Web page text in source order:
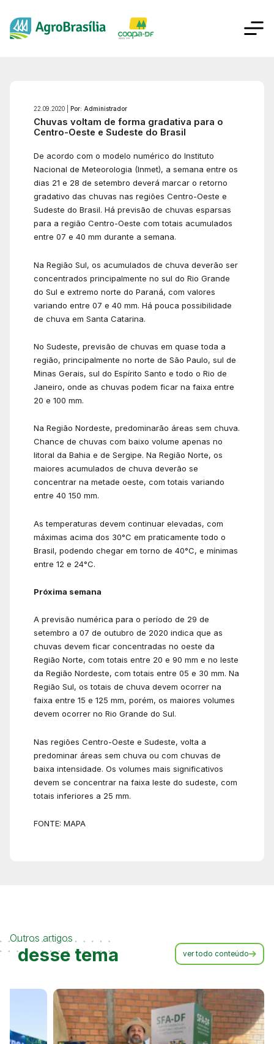
22.09.2020 | Por: Administrador
Chuvas voltam de forma gradativa para o
Centro-Oeste e Sudeste do Brasil
De acordo com o modelo numérico do Instituto
Nacional de Meteorologia (Inmet), a semana entre os
dias 21 e 28 de setembro deverá marcar o retorno
gradativo das chuvas nas regiões Centro-Oeste e
Sudeste do Brasil. Há previsão de chuvas esparsas
para a região Centro-Oeste com totais acumulados
entre 07 e 40 mm durante a semana.
Na Região Sul, os acumulados de chuva deverão ser
concentrados principalmente no sul do Rio Grande
do Sul e extremo norte do Paraná, com valores
variando entre 07 e 40 mm. Há pouca possibilidade
de chuva em Santa Catarina.
No Sudeste, previsão de chuvas em quase toda a
região, principalmente no norte de São Paulo, sul de
Minas Gerais, sul do Espírito Santo e todo o Rio de
Janeiro, onde as chuvas podem ficar na faixa entre
20 e 100 mm.
Na Região Nordeste, predominarão áreas sem chuva.
Chance de chuvas com baixo volume apenas no
litoral da Bahia e de Sergipe. Na Região Norte, os
maiores acumulados de chuva deverão se
concentrar na metade oeste, com totais variando
entre 40 150 mm.
As temperaturas devem continuar elevadas, com
máximas acima dos 30°C em praticamente todo o
Brasil, podendo chegar em torno de 40°C, e mínimas
entre 12 e 24°C.
Próxima semana
A previsão numérica para o período de 29 de
setembro a 07 de outubro de 2020 indica que as
chuvas devem ficar concentradas no oeste da
Região Norte, com totais entre 20 e 90 mm e no leste
da Região Nordeste, com totais entre 05 e 30 mm. Na
Região Sul, os totais de chuva devem ocorrer na
faixa entre 15 e 125 mm, porém, os maiores volumes
devem ocorrer no Rio Grande do Sul.
Nas regiões Centro-Oeste e Sudeste, volta a
predominar áreas sem chuva ou com chuvas de
baixa intensidade. Os volumes mais significativos
devem se concentrar na faixa leste do sudeste, com
totais inferiores a 25 mm.
FONTE: MAPA
Outros artigos
desse tema ver todo conteúdo